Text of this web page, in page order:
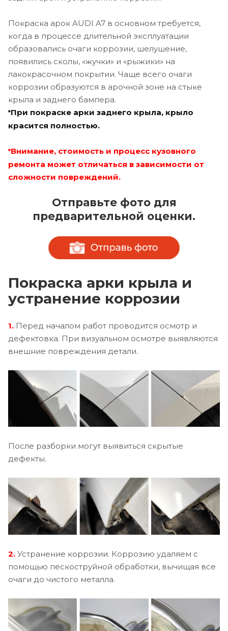
Покраска арок AUDI A7 в основном требуется,
когда в процессе длительной эксплуатации
образовались очаги коррозии, шелушение,
появились сколы, «жучки» и «рыжики» на
лакокрасочном покрытии. Чаще всего очаги
коррозии образуются в арочной зоне на стыке
крыла и заднего бампера.
*При покраске арки заднего крыла, крыло
красится полностью.
*Внимание, стоимость и процесс кузовного
ремонта может отличаться в зависимости от
сложности повреждений.
Отправьте фото для
предварительной оценки.
Покраска арки крыла и
устранение коррозии
1. Перед началом работ проводится осмотр и
дефектовка. При визуальном осмотре выявляются
внешние повреждения детали.
После разборки могут выявиться скрытые
дефекты.
2. Устранение коррозии. Коррозию удаляем с
помощью пескоструйной обработки, вычищая все
очаги до чистого металла.